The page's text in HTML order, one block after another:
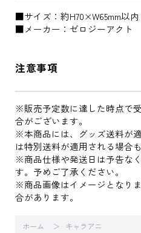
■サイズ：約H70×W65mm以
■メーカー：ゼロジーアクト
注意事項
※販売予定数に達した時点で
合がございます。
※本商品には、グッズ送料が
は特別送料が適用される場合
※商品仕様や発送日は予告な
す。予めご了承ください。
※商品画像はイメージとなり
合があります。
ホーム キャラアニ